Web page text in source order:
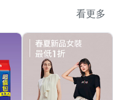
看更多